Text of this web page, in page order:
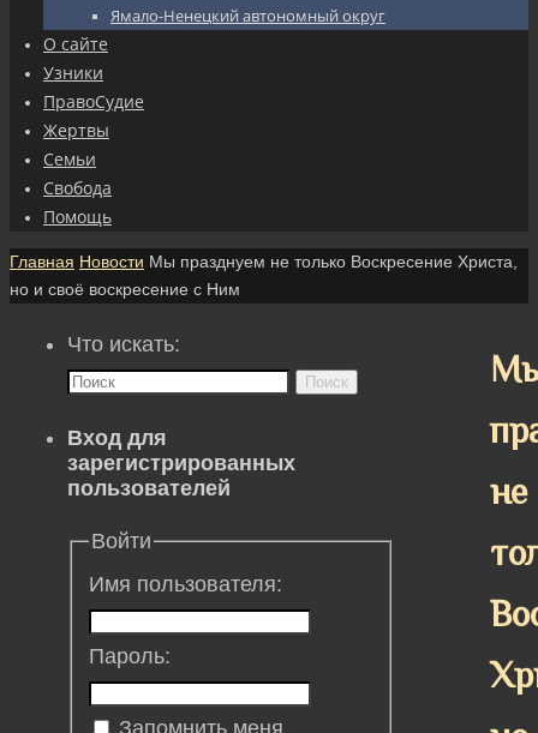
Ямало-Ненецкий автономный округ
О сайте
Узники
ПравоСудие
Жертвы
Семьи
Свобода
Помощь
Главная Новости Мы празднуем не только Воскресение Христа,
но и своё воскресение с Ним
не
Что искать:
Поиск
Вход для
зарегистрированных
пользователей
Войти
Имя пользователя:
Пароль: